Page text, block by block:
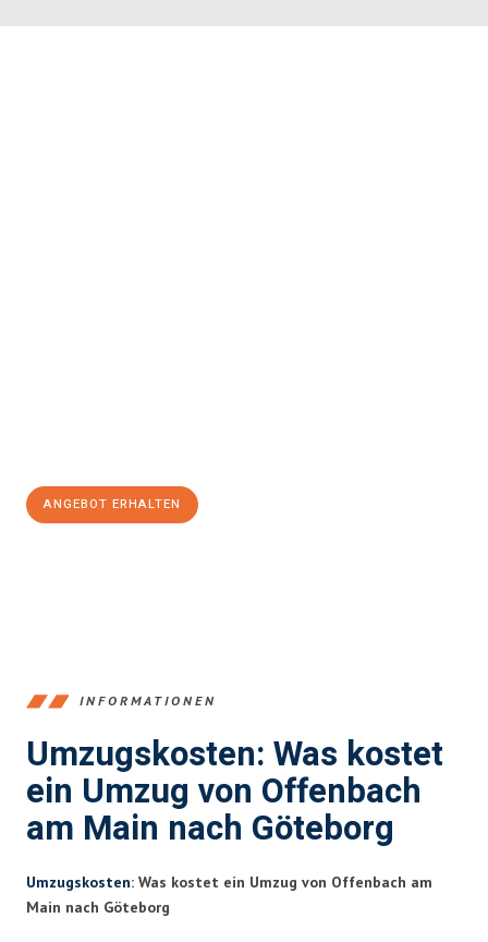
ANGEBOT ERHALTEN
INFORMATIONEN
Umzugskosten: Was kostet
ein Umzug von Offenbach
am Main nach Göteborg
Umzugskosten: Was kostet ein Umzug von Offenbach am
Main nach Göteborg